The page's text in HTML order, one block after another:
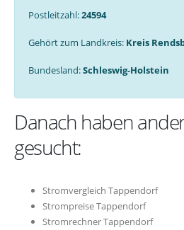
Postleitzahl:24594
Gehört zum Landkreis: Kreis
Bundesland:Schleswig-Holstein
Danach haben
gesucht:
Stromvergleich Tappendorf
Strompreise Tappendorf
Stromrechner Tappendorf